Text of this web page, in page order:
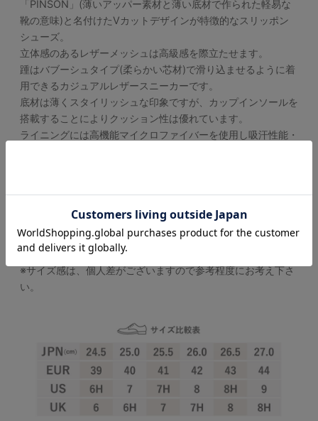
「PINSON」(薄いアッパー素材と薄い底材で作られた軽易な
靴の意味)と名付けたVカットデザインが特徴的なスリッポン
シューズ。
立体感のあるレザーメッシュは高級感を際立たせます。
踵はバブーシュタイプ(柔らかい芯材)で滑り込ませるように着
用できるカジュアルレザースニーカーです。
底材は薄くスタイリッシュな印象ですが、カップインソールを
搭載することによりクッション性は優れています。
ライニングには高機能マイクロファイバーを使用し吸汗性能・
入っているスポーツ系スニーカーで26.5cm～27.0cmを使用
するスタッフで< 41/25.5cm商品サイズ>がちょうどよかった
です。
※サイズ感は、個人差がございますので参考程度にお考え下さ
い。